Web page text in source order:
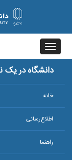
Toggle
navigation
دانشگاه در یک
خانه
اطلاع‌رسانی
راهنما